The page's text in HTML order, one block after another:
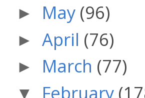
► May (96)
► April (76)
► March (77)
▼ February